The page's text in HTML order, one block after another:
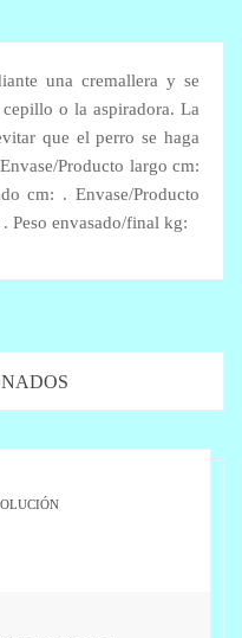
una cremallera y se
o la aspiradora. La
que el perro se haga
Producto largo cm:
cm: . Envase/Producto
Peso envasado/final kg: